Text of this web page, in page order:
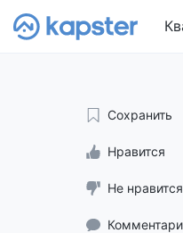
Сохранить
Нравится
Не нравится